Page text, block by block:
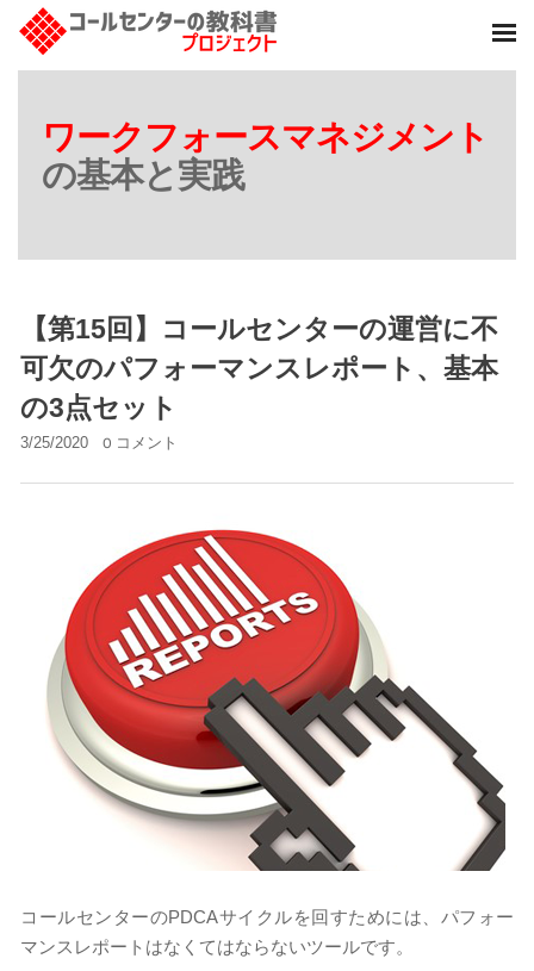
ワークフォースマネジメント
の基本と実践
【第15回】コールセンターの運営に不
可欠のパフォーマンスレポート、基本
の3点セット
3/25/2020 0 コメント
コールセンターのPDCAサイクルを回すためには、パフォー
マンスレポートはなくてはならないツールです。